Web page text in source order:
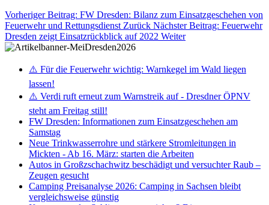
Vorheriger Beitrag: FW Dresden: Bilanz zum Einsatzgeschehen von
Feuerwehr und Rettungsdienst Zurück Nächster Beitrag: Feuerwehr
Dresden zeigt Einsatzrückblick auf 2022 Weiter
⚠️ Für die Feuerwehr wichtig: Warnkegel im Wald liegen
lassen!
⚠️ Verdi ruft erneut zum Warnstreik auf - Dresdner ÖPNV
steht am Freitag still!
FW Dresden: Informationen zum Einsatzgeschehen am
Samstag
Neue Trinkwasserrohre und stärkere Stromleitungen in
Mickten - Ab 16. März: starten die Arbeiten
Autos in Großzschachwitz beschädigt und versuchter Raub –
Zeugen gesucht
Camping Preisanalyse 2026: Camping in Sachsen bleibt
vergleichsweise günstig